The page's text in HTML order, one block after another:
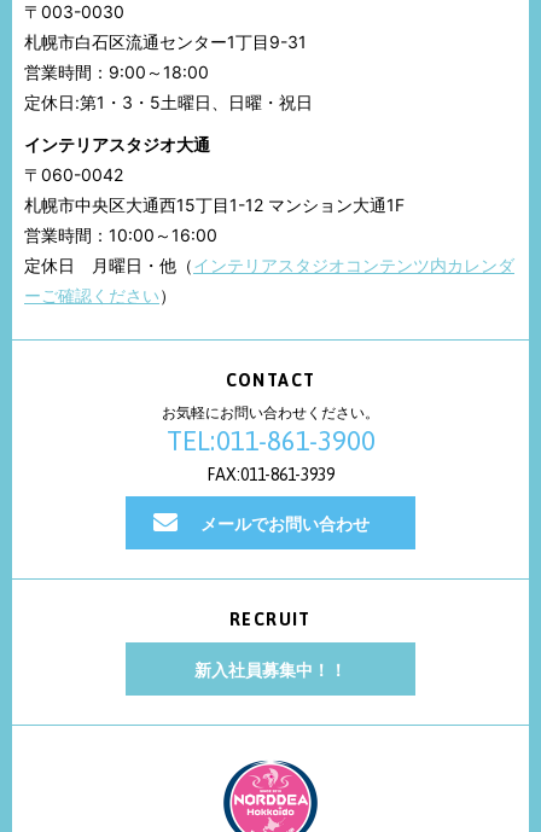
〒003-0030
札幌市白石区流通センター1丁目9-31
営業時間：9:00～18:00
定休日:第1・3・5土曜日、日曜・祝日
インテリアスタジオ大通
〒060-0042
札幌市中央区大通西15丁目1-12 マンション大通1F
営業時間：10:00～16:00
定休日 月曜日・他（インテリアスタジオコンテンツ内カレンダ
ーご確認ください）
CONTACT
お気軽にお問い合わせください。
TEL:011-861-3900
FAX:011-861-3939
メールでお問い合わせ
RECRUIT
新入社員募集中！！